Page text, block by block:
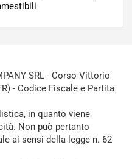
SRL - Corso Vittorio
- Codice Fiscale e Partita
in quanto viene
Non può pertanto
ai sensi della legge n. 62